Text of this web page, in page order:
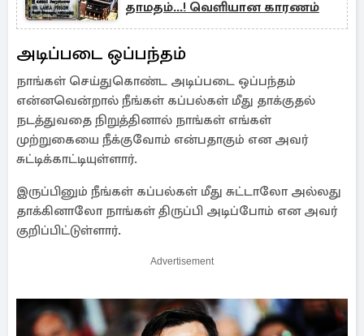
தாமதம்...! வெளியான காரணம்
அடிப்படை ஒப்பந்தம்
நாங்கள் செய்துகொண்ட அடிப்படை ஒப்பந்தம்
என்னவென்றால் நீங்கள் கப்பல்கள் மீது தாக்குதல்
நடத்துவதை நிறுத்தினால் நாங்கள் எங்கள்
முற்றுகையை நீக்குவோம் என்பதாகும் என அவர்
சுட்டிக்காட்டியுள்ளார்.
இருப்பினும் நீங்கள் கப்பல்கள் மீது சுட்டாலோ அல்லது
தாக்கினாலோ நாங்கள் திருப்பி அடிப்போம் என அவர்
குறிப்பிட்டுள்ளார்.
Advertisement